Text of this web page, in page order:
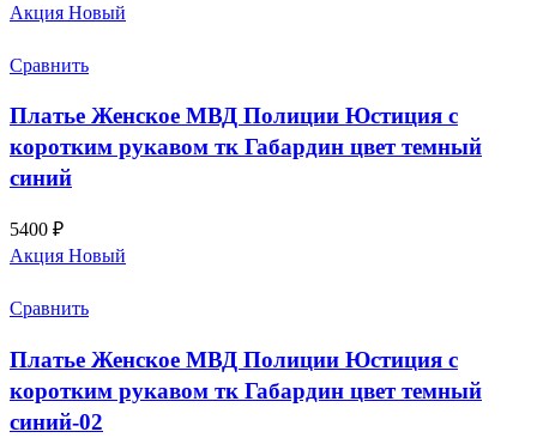
Акция Новый
Сравнить
Платье Женское МВД Полиции Юстиция с
коротким рукавом тк Габардин цвет темный
синий
5400 ₽
Акция Новый
Сравнить
Платье Женское МВД Полиции Юстиция с
коротким рукавом тк Габардин цвет темный
синий-02